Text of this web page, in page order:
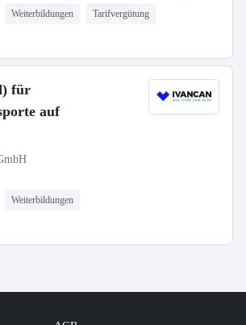
Weiterbildungen Tarifvergütung
für
auf
Weiterbildungen